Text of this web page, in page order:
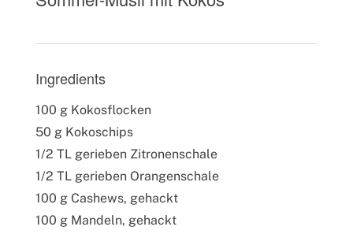
Ingredients
100 g Kokosflocken
50 g Kokoschips
1/2 TL gerieben Zitronenschale
1/2 TL gerieben Orangenschale
100 g Cashews, gehackt
100 g Mandeln, gehackt